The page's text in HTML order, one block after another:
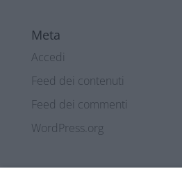
Meta
Accedi
Feed dei contenuti
Feed dei commenti
WordPress.org